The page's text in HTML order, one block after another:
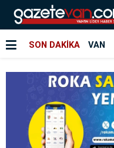
SON DAKİKA VAN